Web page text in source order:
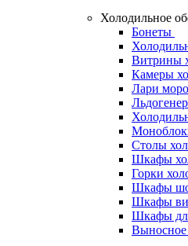
Холодильное
Бонеты
Витрины
Камеры
Лари
Столы
Шкафы
Горки
Шкафы
Шкафы
Шкафы
Выносное